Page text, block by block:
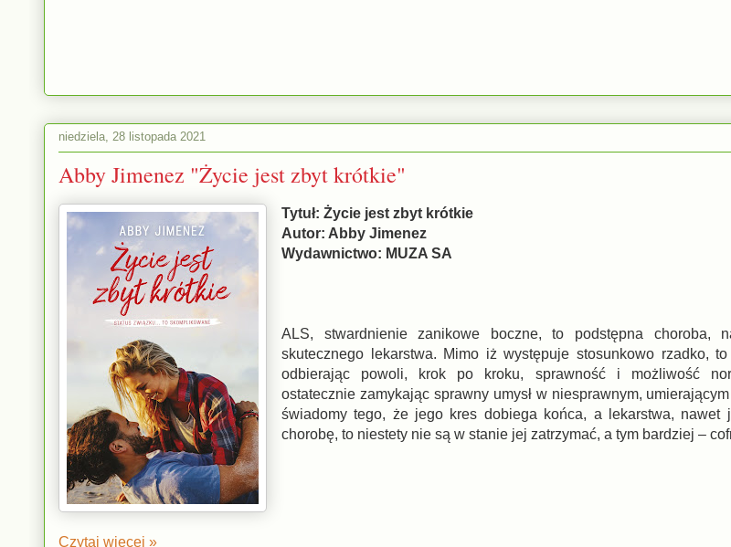
niedziela, 28 listopada 2021
Abby Jimenez "Życie jest zbyt krótkie"
Tytuł: Życie jest zbyt krótkie
Autor: Abby Jimenez
Wydawnictwo: MUZA SA
ALS, stwardnienie zanikowe boczne, to podstępna
skutecznego lekarstwa. Mimo iż występuje stosunkowo rzadko,
odbierając powoli, krok po kroku, sprawność i możliwość
ostatecznie zamykając sprawny umysł w niesprawnym,
świadomy tego, że jego kres dobiega końca, a lekarstwa,
chorobę, to niestety nie są w stanie jej zatrzymać, a tym bardziej –
Czytaj więcej »